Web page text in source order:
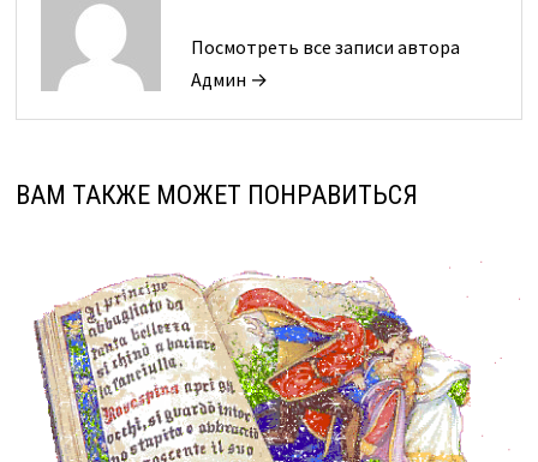
Посмотреть все записи автора
Админ →
ВАМ ТАКЖЕ МОЖЕТ ПОНРАВИТЬСЯ